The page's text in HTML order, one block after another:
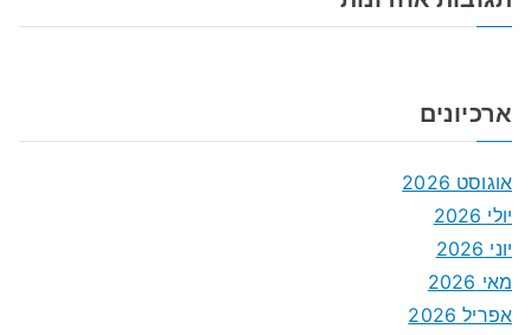
ארכיונים
אוגוסט 2026
יולי 2026
יוני 2026
מאי 2026
אפריל 2026